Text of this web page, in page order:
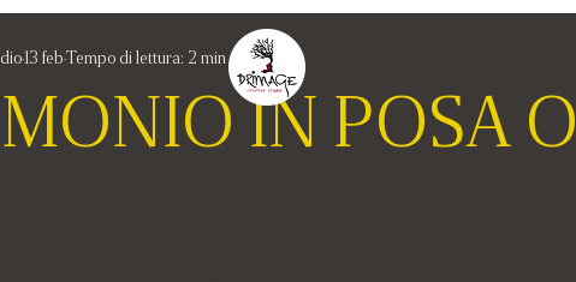
IN POSA O
13 febTempo di lettura: 2 min